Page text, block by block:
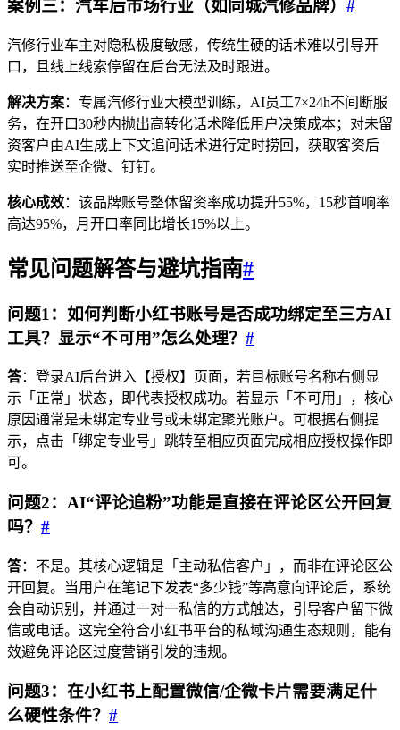
案例三：汽车后市场行业（如同城汽修品牌） #
汽修行业车主对隐私极度敏感，传统生硬的话术难以引导开
口，且线上线索停留在后台无法及时跟进。
解决方案：专属汽修行业大模型训练，AI员工7×24h不间断服
务，在开口30秒内抛出高转化话术降低用户决策成本；对未留
资客户由AI生成上下文追问话术进行定时捞回，获取客资后
实时推送至企微、钉钉。
核心成效：该品牌账号整体留资率成功提升55%，15秒首响率
高达95%，月开口率同比增长15%以上。
常见问题解答与避坑指南#
问题1：如何判断小红书账号是否成功绑定至三方AI
工具？显示“不可用”怎么处理？ #
答：登录AI后台进入【授权】页面，若目标账号名称右侧显
示「正常」状态，即代表授权成功。若显示「不可用」，核心
原因通常是未绑定专业号或未绑定聚光账户。可根据右侧提
示，点击「绑定专业号」跳转至相应页面完成相应授权操作即
可。
问题2：AI“评论追粉”功能是直接在评论区公开回复
吗？ #
答：不是。其核心逻辑是「主动私信客户」，而非在评论区公
开回复。当用户在笔记下发表“多少钱”等高意向评论后，系统
会自动识别，并通过一对一私信的方式触达，引导客户留下微
信或电话。这完全符合小红书平台的私域沟通生态规则，能有
效避免评论区过度营销引发的违规。
问题3：在小红书上配置微信/企微卡片需要满足什
么硬性条件？ #